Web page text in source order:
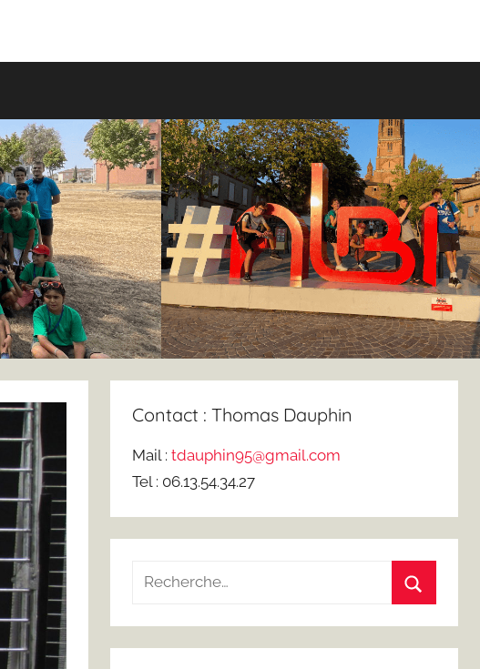
Contact : Thomas Dauphin
Mail :tdauphin95@gmail.com
Tel : 06.13.54.34.27
Recherche
: